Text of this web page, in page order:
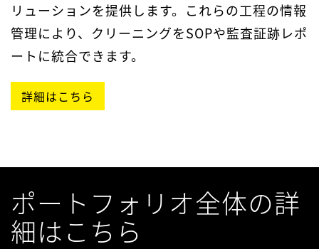
リューションを提供します。これらの工程の情報
管理により、クリーニングをSOPや監査証跡レポ
ートに統合できます。
詳細はこちら
ポートフォリオ全体の詳
細はこちら